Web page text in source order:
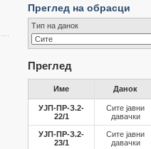
Преглед на обрасци
Тип на данок
Преглед
Име Данок
УЈП-ПР-З.2-
22/1
Сите јавни
давачки
УЈП-ПР-З.2-
23/1
Сите јавни
давачки